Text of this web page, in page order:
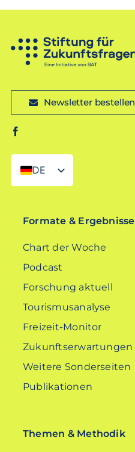
Newsletter bestellen
DE
EN
Formate & Ergebnisse
Chart der Woche
Podcast
Forschung aktuell
Tourismusanalyse
Freizeit-Monitor
Zukunftserwartungen
Weitere Sonderseiten
Publikationen
Themen & Methodik